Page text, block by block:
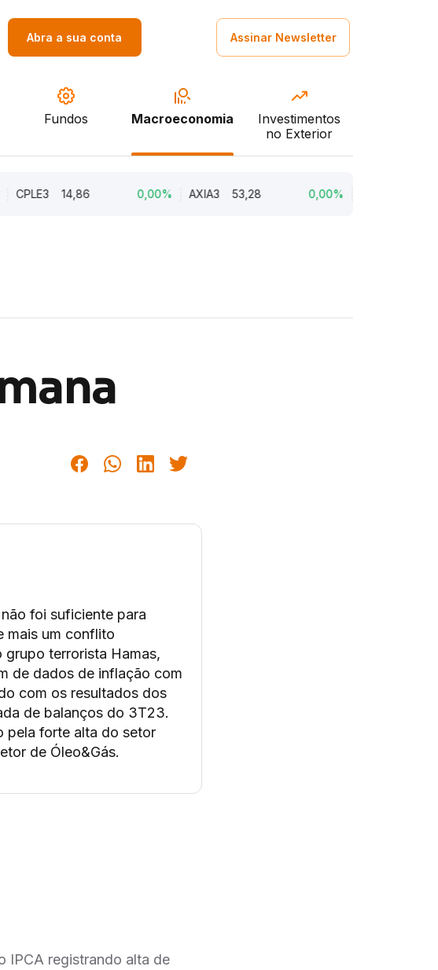
Abra a sua conta Assinar Newsletter
Fundos Macroeconomia
Investimentos
no Exterior
14,86 0,00% AXIA3 53,28 0,00% AURE3
foi suficiente para
mais um conflito
terrorista Hamas,
de dados de inflação com
com os resultados dos
de balanços do 3T23.
pela forte alta do setor
de Óleo&Gás.
IPCA registrando alta de